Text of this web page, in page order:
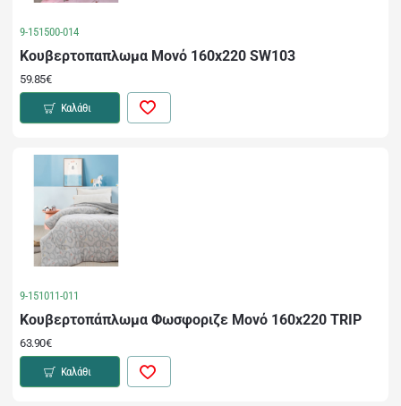
9-151500-014
Κουβερτοπαπλωμα Μονό 160x220 SW103
59.85€
Καλάθι
9-151011-011
Κουβερτοπάπλωμα Φωσφοριζε Μονό 160x220 TRIP
63.90€
Καλάθι